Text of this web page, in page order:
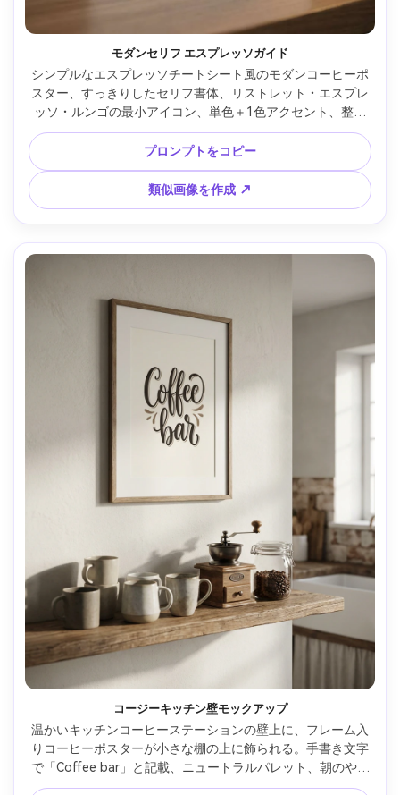
モダンセリフ エスプレッソガイド
シンプルなエスプレッソチートシート風のモダンコーヒーポ
スター、すっきりしたセリフ書体、リストレット・エスプレ
ッソ・ルンゴの最小アイコン、単色＋1色アクセント、整っ
たグリッド、多めの余白、ハイレゾ・クリーンな線・ウォー
ターマークなし、85mmレンズ、浅い被写界深度、やわらか
な映画的ライティング --ar 4:5
プロンプトをコピー
類似画像を作成 ↗
コージーキッチン壁モックアップ
温かいキッチンコーヒーステーションの壁上に、フレーム入
りコーヒーポスターが小さな棚の上に飾られる。手書き文字
で「Coffee bar」と記載、ニュートラルパレット、朝のやわ
らかいスタイル、浅い被写界深度、50mmレンズ風味、自然